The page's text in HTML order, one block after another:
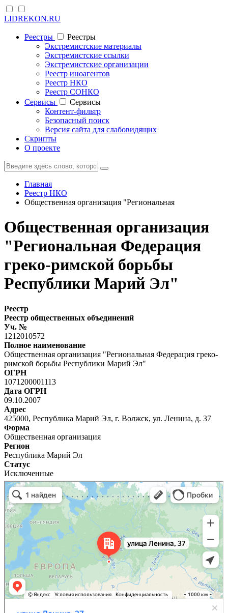
LIDREKON.RU
Реестры
Реестры
Экстремистские материалы
Экстремистские ссылки
Экстремистские организации
Реестр иноагентов
Реестр НКО
Реестр СОНКО
Cервисы
Cервисы
Контент-фильтр
Безопасный поиск
Версия сайта для слабовидящих
Скрипты
О проекте
Главная
Реестр НКО
Общественная организация "Региональная
Общественная организация
"Региональная Федерация
греко-римской борьбы
Республики Марий Эл"
Реестр
Реестр общественных объединений
Уч. №
1212010572
Полное наименование
Общественная организация "Региональная Федерация греко-
римской борьбы Республики Марий Эл"
ОГРН
1071200001113
Дата ОГРН
09.10.2007
Адрес
425000, Республика Марий Эл, г. Волжск, ул. Ленина, д. 37
Форма
Общественная организация
Регион
Республика Марий Эл
Статус
Исключенные